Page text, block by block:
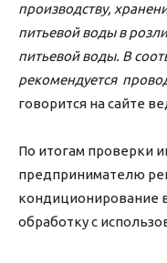
производству,
питьевой воды в
питьевой воды. В
рекомендуется
говорится на сайте
По итогам проверки
предпринимателю
кондиционирование
обработку с